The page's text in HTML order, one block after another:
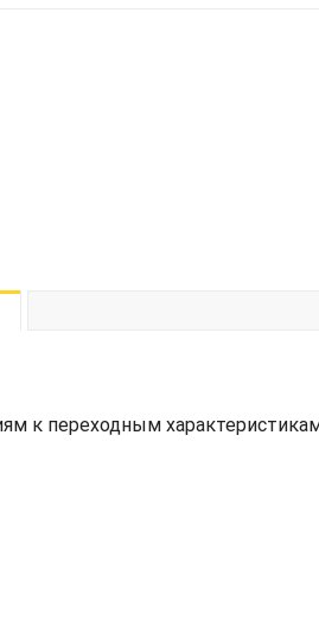
к переходным